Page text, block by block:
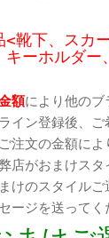
靴下、スカ
キーホルダ
額により他のブ
イン登録後、
注文の金額に
店がおまけス
けのスタイル
ージを送ってく